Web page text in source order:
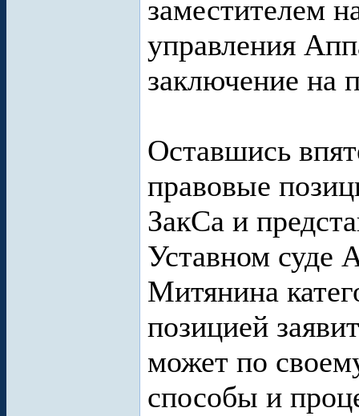
заместителем
управления
заключение на
Оставшись
правовые
ЗакСа и
Уставном суде
Митянина
позицией
может по
способы и